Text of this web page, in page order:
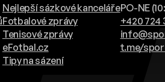
Nejlepší sázkové kanceláře
Fotbalové zprávy
Tenisové zprávy
eFotbal.cz
Tipy na sázení
PO-NE
+420 724
t.me/